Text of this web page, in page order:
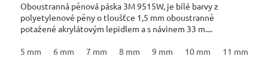
Oboustranná pěnová páska 3M 9515W, je bílé barvy z
polyetylenové pěny o tloušťce 1,5 mm oboustranně
potažené akrylátovým lepidlem a s návinem 33 m....
5 mm 6 mm 7 mm 8 mm 9 mm 10 mm 11 mm